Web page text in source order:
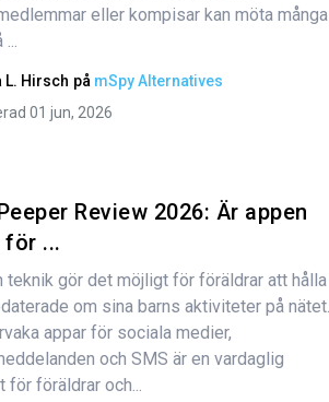
eller kompisar kan möta många
L. Hirsch på mSpy Alternatives
01 jun, 2026
artikeln
Kopiera länk
Review 2026: Är appen
...
teknik gör det möjligt för föräldrar att hålla
om sina barns aktiviteter på nätet.
appar för sociala medier,
och SMS är en vardaglig
för föräldrar och...